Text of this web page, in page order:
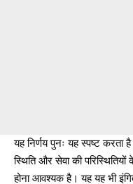
यह निर्णय पुनः यह स्पष्ट करता
स्थिति और सेवा की
होना आवश्यक है। यह यह भी